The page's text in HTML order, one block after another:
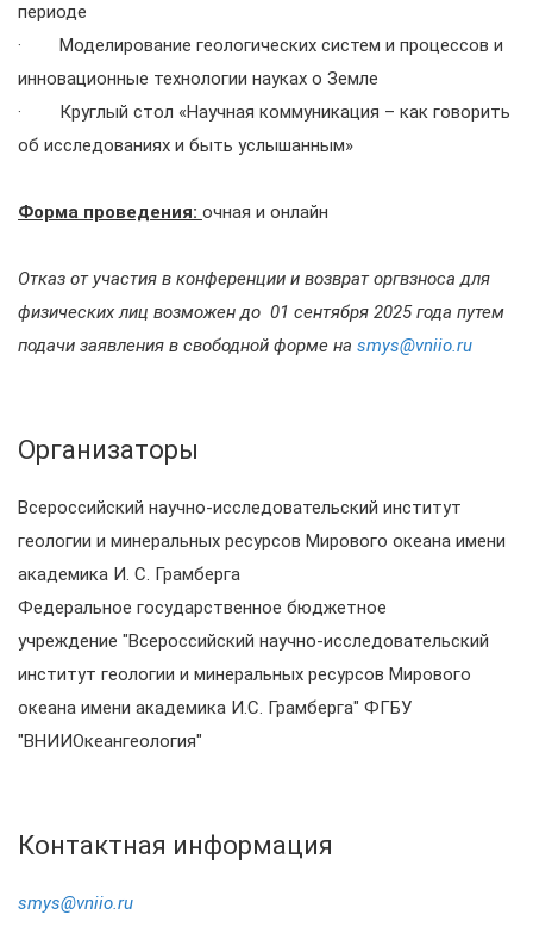
периоде
· Моделирование геологических систем и процессов и
инновационные технологии науках о Земле
· Круглый стол «Научная коммуникация – как говорить
об исследованиях и быть услышанным»
Форма проведения: очная и онлайн
Отказ от участия в конференции и возврат оргвзноса для
физических лиц возможен до 01 сентября 2025 года путем
подачи заявления в свободной форме на smys@vniio.ru
Организаторы
Всероссийский научно-исследовательский институт
геологии и минеральных ресурсов Мирового океана имени
академика И. С. Грамберга
Федеральное государственное бюджетное
учреждение "Всероссийский научно-исследовательский
институт геологии и минеральных ресурсов Мирового
океана имени академика И.С. Грамберга" ФГБУ
"ВНИИОкеангеология"
Контактная информация
smys@vniio.ru